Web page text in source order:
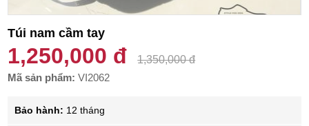
Túi nam cầm tay
1,250,000 đ
1,350,000 đ
Mã sản phẩm:VI2062
Bảo hành: 12 tháng